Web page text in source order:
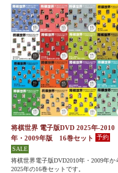
将棋世界 電子版DVD 2025年-2010
年・2009年版 16巻セット
将棋世界電子版DVD2010年・2009年か
2025年の16巻セットです。